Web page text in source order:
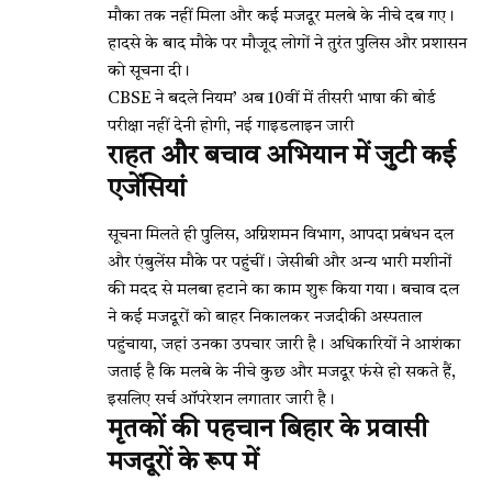
मौका तक नहीं मिला और कई मजदूर मलबे के नीचे दब गए।
हादसे के बाद मौके पर मौजूद लोगों ने तुरंत पुलिस और प्रशासन
को सूचना दी।
CBSE ने बदले नियम’ अब 10वीं में तीसरी भाषा की बोर्ड
परीक्षा नहीं देनी होगी, नई गाइडलाइन जारी
राहत और बचाव अभियान में जुटी कई
एजेंसियां
सूचना मिलते ही पुलिस, अग्निशमन विभाग, आपदा प्रबंधन दल
और एंबुलेंस मौके पर पहुंचीं। जेसीबी और अन्य भारी मशीनों
की मदद से मलबा हटाने का काम शुरू किया गया। बचाव दल
ने कई मजदूरों को बाहर निकालकर नजदीकी अस्पताल
पहुंचाया, जहां उनका उपचार जारी है। अधिकारियों ने आशंका
जताई है कि मलबे के नीचे कुछ और मजदूर फंसे हो सकते हैं,
इसलिए सर्च ऑपरेशन लगातार जारी है।
मृतकों की पहचान बिहार के प्रवासी
मजदूरों के रूप में